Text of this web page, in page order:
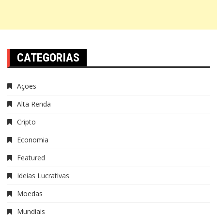
CATEGORIAS
Ações
Alta Renda
Cripto
Economia
Featured
Ideias Lucrativas
Moedas
Mundiais